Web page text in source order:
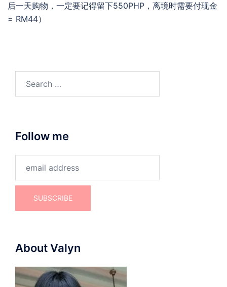
后一天购物，一定要记得留下550PHP，离境时需要付现金
= RM44）
Follow me
About Valyn